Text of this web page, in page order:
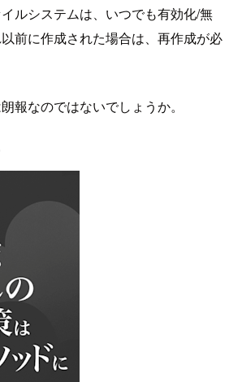
ルシステムは、いつでも有効化/無
前に作成された場合は、再作成が必
報なのではないでしょうか。